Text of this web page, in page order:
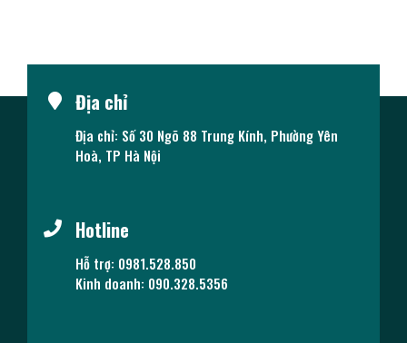
Địa chỉ
Địa chỉ: Số 30 Ngõ 88 Trung Kính, Phường Yên
Hoà, TP Hà Nội
Hotline
Hỗ trợ: 0981.528.850
Kinh doanh: 090.328.5356